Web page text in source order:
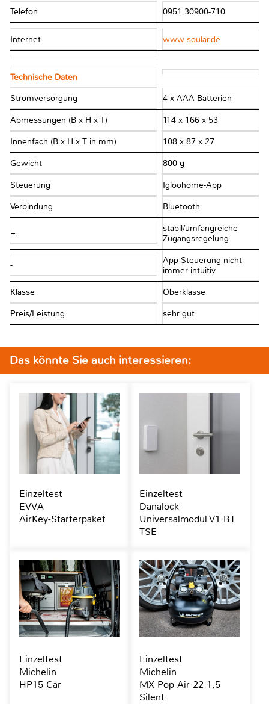
Telefon 0951 30900-710
Internet www.soular.de
Technische Daten
Stromversorgung 4 x AAA-Batterien
Abmessungen (B x H x T) 114 x 166 x 53
Innenfach (B x H x T in mm) 108 x 87 x 27
Gewicht 800 g
Steuerung Igloohome-App
Verbindung Bluetooth
+
stabil/umfangreiche
Zugangsregelung
-
App-Steuerung nicht
immer intuitiv
Klasse Oberklasse
Preis/Leistung sehr gut
Das könnte Sie auch interessieren:
Einzeltest
EVVA
AirKey-Starterpaket
Einzeltest
Danalock
Universalmodul V1 BT
TSE
Einzeltest
Michelin
HP15 Car
Einzeltest
Michelin
MX Pop Air 22-1,5
Silent